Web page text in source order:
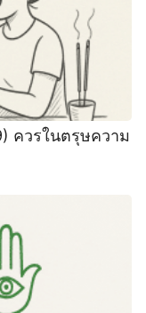
ควรในตรุษความ